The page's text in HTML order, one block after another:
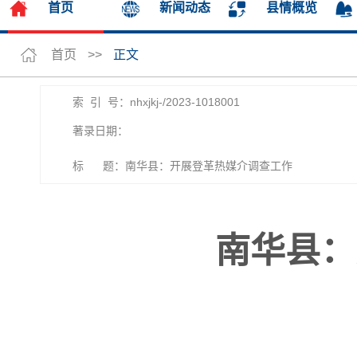
首页 新闻动态 县情概览
首页 >> 正文
索 引 号：nhxjkj-/2023-1018001
著录日期：
标 题：南华县：开展登革热媒介调查工作
南华县